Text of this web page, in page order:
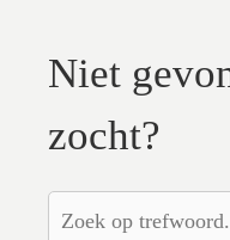
Niet
zocht?